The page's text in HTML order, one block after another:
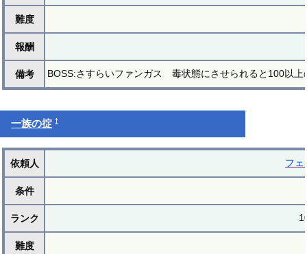
難度
報酬
備考 BOSS:さすらいファンガス 毒状態にさせられると100以
一族の掟 †
依頼人 フェ
条件
ランク
難度